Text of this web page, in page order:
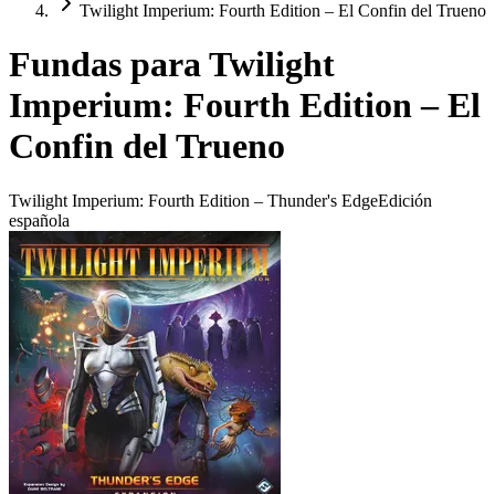
Twilight Imperium: Fourth Edition – El Confin del Trueno
Fundas paraTwilight
Imperium: Fourth Edition – El
Confin del Trueno
Twilight Imperium: Fourth Edition – Thunder's EdgeEdición
española